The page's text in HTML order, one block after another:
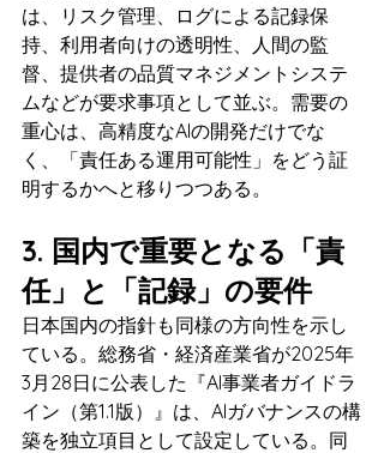
は、リスク管理、ログによる記録保
持、利用者向けの透明性、人間の監
督、提供者の品質マネジメントシステ
ムなどが要求事項として並ぶ。需要の
重心は、高精度なAIの開発だけでな
く、「責任ある運用可能性」をどう証
明するかへと移りつつある。
3. 国内で重要となる「責
任」と「記録」の要件
日本国内の指針も同様の方向性を示し
ている。総務省・経済産業省が2025年
3月28日に公表した『AI事業者ガイドラ
イン（第1.1版）』は、AIガバナンスの構
築を独立項目として設定している。同